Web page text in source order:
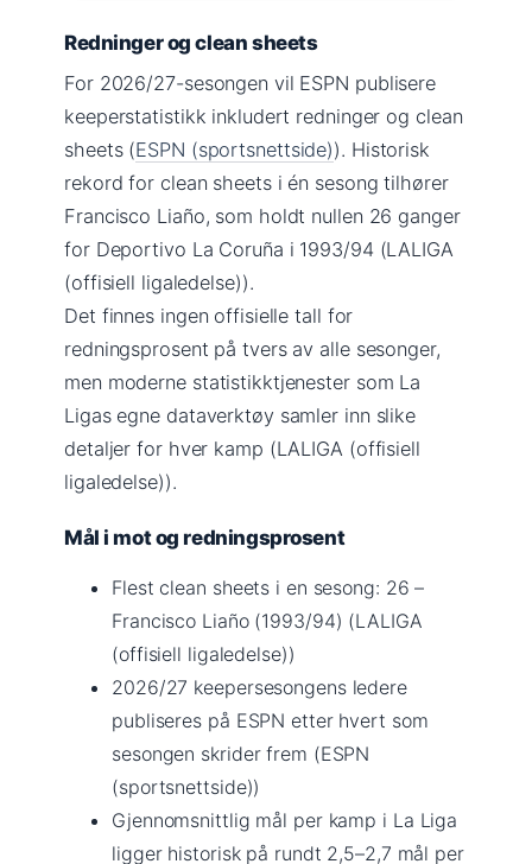
Redninger og clean sheets
For 2026/27-sesongen vil ESPN publisere
keeperstatistikk inkludert redninger og clean
sheets (ESPN (sportsnettside)). Historisk
rekord for clean sheets i én sesong tilhører
Francisco Liaño, som holdt nullen 26 ganger
for Deportivo La Coruña i 1993/94 (LALIGA
(offisiell ligaledelse)).
Det finnes ingen offisielle tall for
redningsprosent på tvers av alle sesonger,
men moderne statistikktjenester som La
Ligas egne dataverktøy samler inn slike
detaljer for hver kamp (LALIGA (offisiell
ligaledelse)).
Mål i mot og redningsprosent
Flest clean sheets i en sesong: 26 –
Francisco Liaño (1993/94) (LALIGA
(offisiell ligaledelse))
2026/27 keepersesongens ledere
publiseres på ESPN etter hvert som
sesongen skrider frem (ESPN
(sportsnettside))
Gjennomsnittlig mål per kamp i La Liga
ligger historisk på rundt 2,5–2,7 mål per